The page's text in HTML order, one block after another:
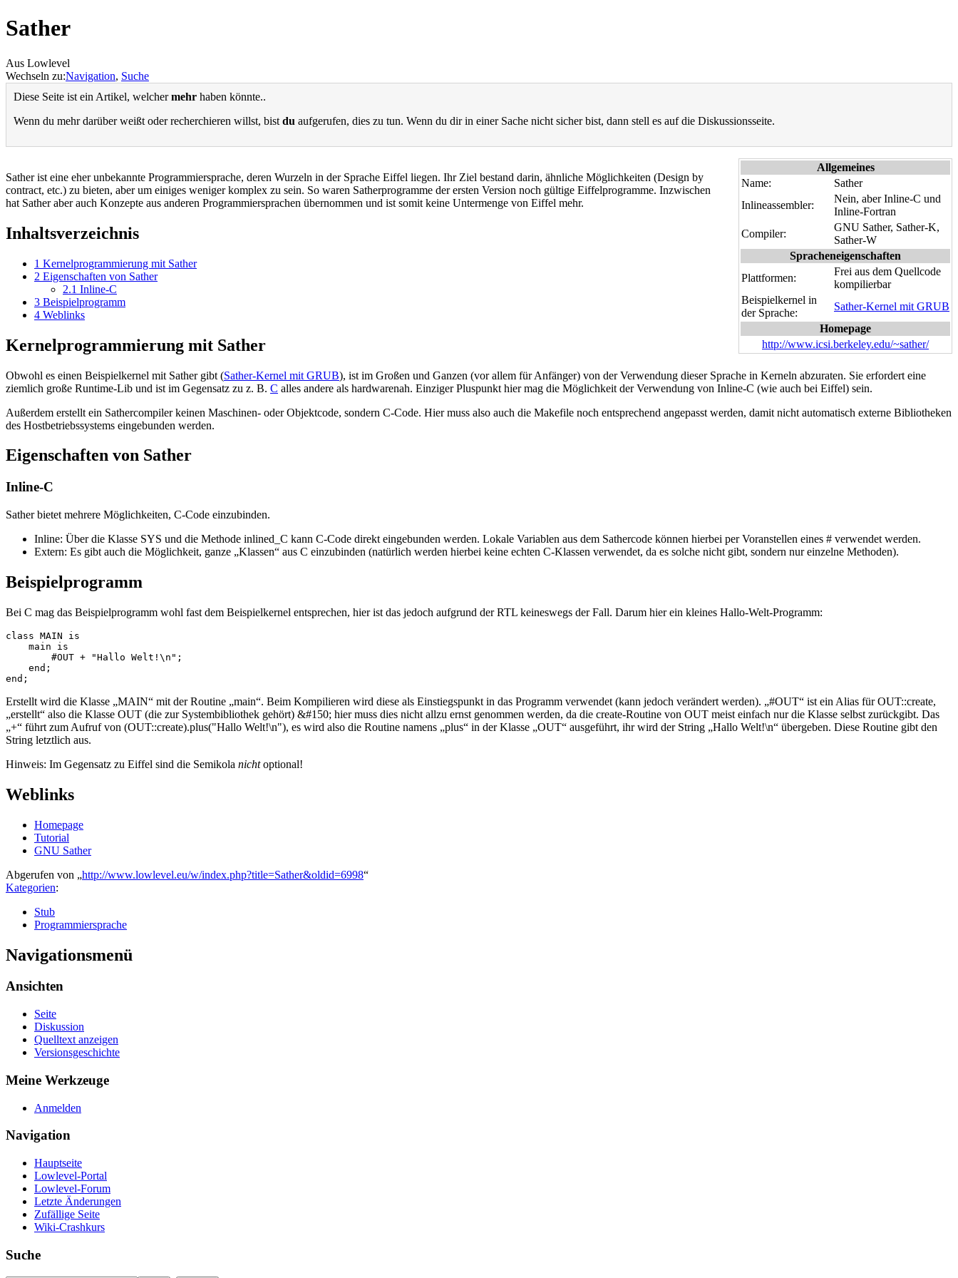
Sather
Aus Lowlevel
Wechseln zu:Navigation, Suche
Diese Seite ist ein Artikel, welchermehr haben könnte..
Wenn du mehr darüber weißt oder recherchieren willst, bist du aufgerufen, dies zu tun. Wenn du dir in einer Sache nicht sicher bist, dann stell es auf die Diskussionsseite.
Allgemeines
Name:
Sather
Inlineassembler:
Nein, aber Inline-C und
Inline-Fortran
Compiler:
GNU Sather, Sather-K,
Sather-W
Spracheneigenschaften
Plattformen:
Frei aus dem Quellcode
kompilierbar
Beispielkernel in
der Sprache:
Sather-Kernel mit GRUB
Homepage
http://www.icsi.berkeley.edu/~sather/
Sather ist eine eher unbekannte Programmiersprache, deren Wurzeln in der Sprache Eiffel liegen. Ihr Ziel bestand darin, ähnliche Möglichkeiten (Design by
contract, etc.) zu bieten, aber um einiges weniger komplex zu sein. So waren Satherprogramme der ersten Version noch gültige Eiffelprogramme. Inzwischen
hat Sather aber auch Konzepte aus anderen Programmiersprachen übernommen und ist somit keine Untermenge von Eiffel mehr.
Inhaltsverzeichnis
1 Kernelprogrammierung mit Sather
2 Eigenschaften von Sather
2.1 Inline-C
3 Beispielprogramm
4 Weblinks
Kernelprogrammierung mit Sather
Obwohl es einen Beispielkernel mit Sather gibt (Sather-Kernel mit GRUB), ist im Großen und Ganzen (vor allem für Anfänger) von der Verwendung dieser Sprache in Kerneln abzuraten. Sie erfordert eine
ziemlich große Runtime-Lib und ist im Gegensatz zu z. B. C alles andere als hardwarenah. Einziger Pluspunkt hier mag die Möglichkeit der Verwendung von Inline-C (wie auch bei Eiffel) sein.
Außerdem erstellt ein Sathercompiler keinen Maschinen- oder Objektcode, sondern C-Code. Hier muss also auch die Makefile noch entsprechend angepasst werden, damit nicht automatisch externe Bibliotheken
des Hostbetriebssystems eingebunden werden.
Eigenschaften von Sather
Inline-C
Sather bietet mehrere Möglichkeiten, C-Code einzubinden.
Inline: Über die Klasse SYS und die Methode inlined_C kann C-Code direkt eingebunden werden. Lokale Variablen aus dem Sathercode können hierbei per Voranstellen eines # verwendet werden.
Extern: Es gibt auch die Möglichkeit, ganze „Klassen“ aus C einzubinden (natürlich werden hierbei keine echten C-Klassen verwendet, da es solche nicht gibt, sondern nur einzelne Methoden).
Beispielprogramm
Bei C mag das Beispielprogramm wohl fast dem Beispielkernel entsprechen, hier ist das jedoch aufgrund der RTL keineswegs der Fall. Darum hier ein kleines Hallo-Welt-Programm:
class MAIN is
    main is
        #OUT + "Hallo Welt!\n";
    end;
end;
Erstellt wird die Klasse „MAIN“ mit der Routine „main“. Beim Kompilieren wird diese als Einstiegspunkt in das Programm verwendet (kann jedoch verändert werden). „#OUT“ ist ein Alias für OUT::create,
„erstellt“ also die Klasse OUT (die zur Systembibliothek gehört) &#150; hier muss dies nicht allzu ernst genommen werden, da die create-Routine von OUT meist einfach nur die Klasse selbst zurückgibt. Das
„+“ führt zum Aufruf von (OUT::create).plus("Hallo Welt!\n"), es wird also die Routine namens „plus“ in der Klasse „OUT“ ausgeführt, ihr wird der String „Hallo Welt!\n“ übergeben. Diese Routine gibt den
String letztlich aus.
Hinweis: Im Gegensatz zu Eiffel sind die Semikola nichtoptional!
Weblinks
Homepage
Tutorial
GNU Sather
Abgerufen von „http://www.lowlevel.eu/w/index.php?title=Sather&oldid=6998“
Kategorien:
Stub
Programmiersprache
Navigationsmenü
Ansichten
Seite
Diskussion
Quelltext anzeigen
Versionsgeschichte
Meine Werkzeuge
Anmelden
Navigation
Hauptseite
Lowlevel-Portal
Lowlevel-Forum
Letzte Änderungen
Zufällige Seite
Wiki-Crashkurs
Suche